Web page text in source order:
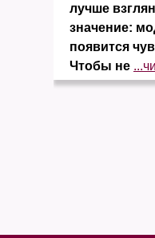
лучше
значение:
появится
Чтобы не